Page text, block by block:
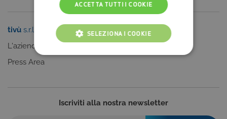
tivù s.r.l.
L'azienda
Press Area
Sei un editore?
Iscriviti alla nostra newsletter
ACCETTA TUTTI I COOKIE
SELEZIONA I COOKIE
COOKIE TECNICI